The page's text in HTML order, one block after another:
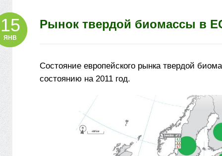
Рынок твердой биомассы в
15
ЯНВ
Состояние европейского рынка твердой
состоянию на 2011 год.